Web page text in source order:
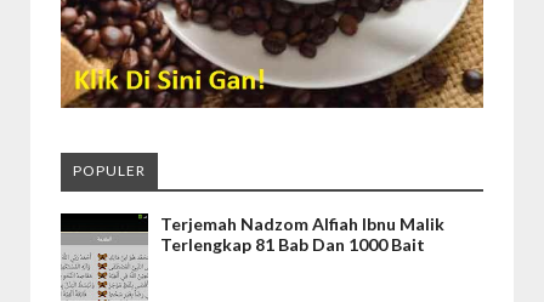
POPULER
Terjemah Nadzom Alfiah Ibnu Malik
Terlengkap 81 Bab Dan 1000 Bait